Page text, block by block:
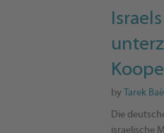
by Tarek Baé
Die
israelische